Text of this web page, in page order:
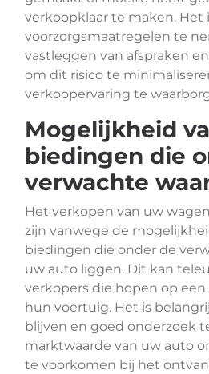
verkoopklaar te maken. Het
voorzorgsmaatregelen te
vastleggen van afspraken
om dit risico te
verkoopervaring te
Mogelijkheid
biedingen die
verwachte
Het verkopen van uw
zijn vanwege de
biedingen die onder de
uw auto liggen. Dit kan
verkopers die hopen op een
hun voertuig. Het is
blijven en goed onderzoek
marktwaarde van uw auto
te voorkomen bij het